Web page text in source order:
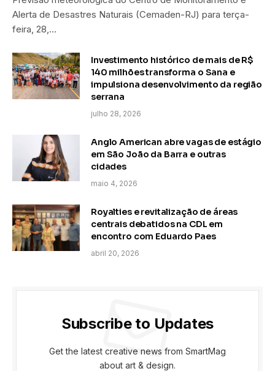
Alerta de Desastres Naturais (Cemaden-RJ) para terça-
feira, 28,…
Investimento histórico de mais de R$
140 milhões transforma o Sana e
impulsiona desenvolvimento da região
serrana
julho 28, 2026
Anglo American abre vagas de estágio
em São João da Barra e outras
cidades
maio 4, 2026
Royalties e revitalização de áreas
centrais debatidos na CDL em
encontro com Eduardo Paes
abril 20, 2026
Subscribe to Updates
Get the latest creative news from SmartMag
about art & design.